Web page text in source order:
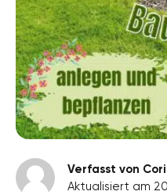
Verfasst von
Aktualisiert am